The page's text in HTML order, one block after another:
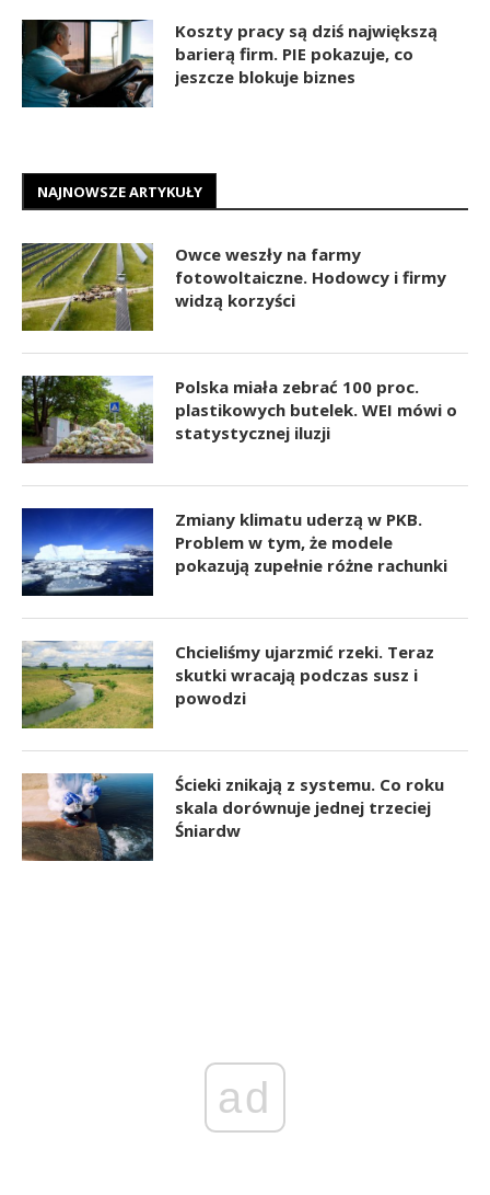
Koszty pracy są dziś największą
barierą firm. PIE pokazuje, co
jeszcze blokuje biznes
NAJNOWSZE ARTYKUŁY
Owce weszły na farmy
fotowoltaiczne. Hodowcy i firmy
widzą korzyści
Polska miała zebrać 100 proc.
plastikowych butelek. WEI mówi o
statystycznej iluzji
Zmiany klimatu uderzą w PKB.
Problem w tym, że modele
pokazują zupełnie różne rachunki
Chcieliśmy ujarzmić rzeki. Teraz
skutki wracają podczas susz i
powodzi
Ścieki znikają z systemu. Co roku
skala dorównuje jednej trzeciej
Śniardw
ad